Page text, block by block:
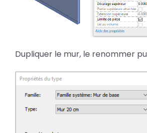
Dupliquer le mur, le renommer